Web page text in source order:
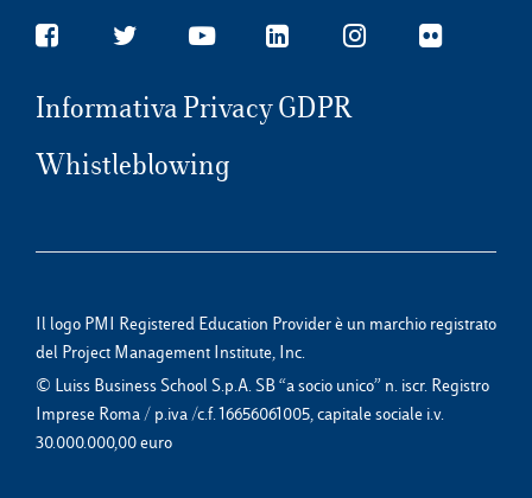
Informativa Privacy GDPR
Whistleblowing
Il logo PMI Registered Education Provider è un marchio registrato
del Project Management Institute, Inc.
© Luiss Business School S.p.A. SB “a socio unico” n. iscr. Registro
Imprese Roma / p.iva /c.f. 16656061005, capitale sociale i.v.
30.000.000,00 euro